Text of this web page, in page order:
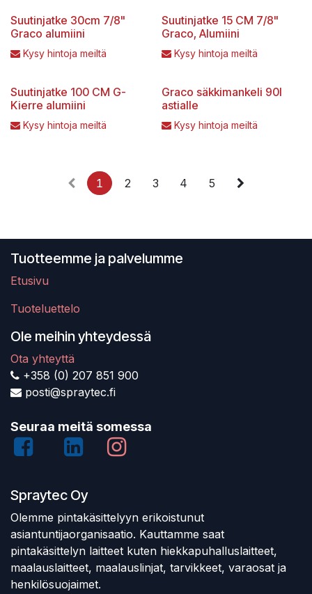
Suutinjatke 30cm 7/8"
Graco alumiini
Kysy hintoja meiltä
Suutinjatke 15 CM 7/8"
Graco, Alumiini
Kysy hintoja meiltä
Suutinjatke 100 CM G-
Kierre alumiini
Kysy hintoja meiltä
Graco säkkimankeli 90l
astialle
Kysy hintoja meiltä
1 2 3 4 5
Tuotteemme ja palvelumme
Etusivu
Tuoteluettelo
Ole meihin yhteydessä
Ota yhteyttä
+358 (0) 207 851 900
posti@spraytec.fi
Seuraa meitä somessa
Spraytec Oy
Olemme pintakäsittelyyn erikoistunut
asiantuntijaorganisaatio. Kauttamme saat
pintakäsittelyn laitteet kuten hiekkapuhalluslaitteet,
maalauslaitteet, maalauslinjat, tarvikkeet, varaosat ja
henkilösuojaimet.